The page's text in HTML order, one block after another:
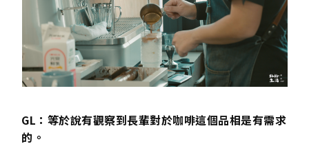
GL：等於說有觀察到長輩對於咖啡這個品相是有需求
的。